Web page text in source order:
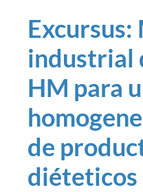
industrial
HM para
de
diéteticos